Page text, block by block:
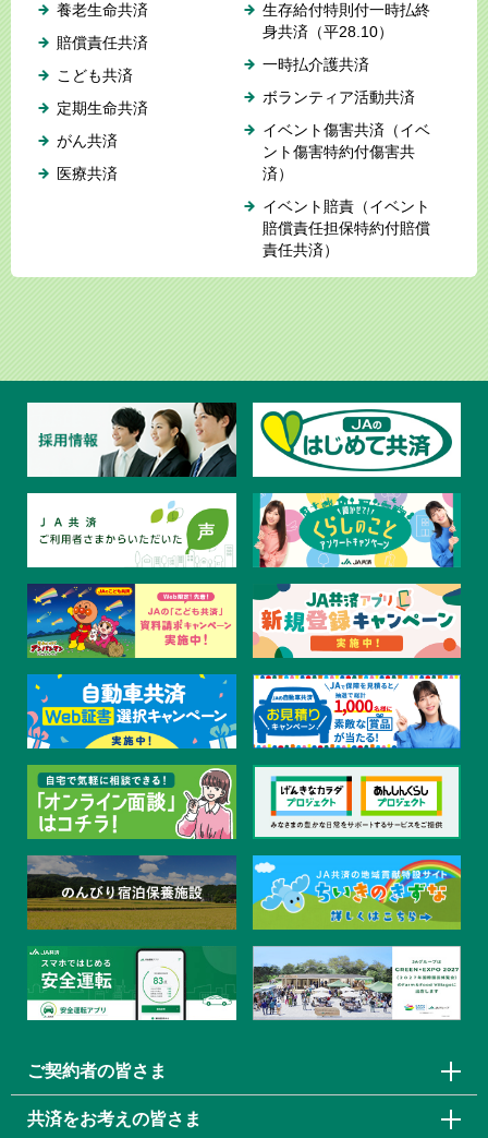
養老生命共済
賠償責任共済
こども共済
定期生命共済
がん共済
医療共済
生存給付特則付一時払終
身共済（平28.10）
一時払介護共済
ボランティア活動共済
イベント傷害共済（イベ
ント傷害特約付傷害共
済）
イベント賠責（イベント
賠償責任担保特約付賠償
責任共済）
ご契約者の皆さま
共済をお考えの皆さま